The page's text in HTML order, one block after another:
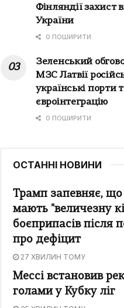
Фінляндії захист
України
0 ПОШИРИТИ
Зеленський
МЗС Латвії
українські порти
євроінтеграцію
0 ПОШИРИТИ
ОСТАННІ НОВИНИ
Трамп запевняє,
мають "величезну
боєприпасів після
про дефіцит
27 ХВИЛИН ТОМУ
Мессі встановив
голами у Кубку ліг